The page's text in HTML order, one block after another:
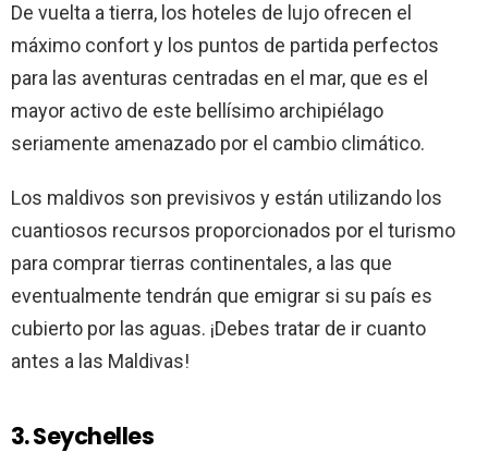
De vuelta a tierra, los hoteles de lujo ofrecen el
máximo confort y los puntos de partida perfectos
para las aventuras centradas en el mar, que es el
mayor activo de este bellísimo archipiélago
seriamente amenazado por el cambio climático.
Los maldivos son previsivos y están utilizando los
cuantiosos recursos proporcionados por el turismo
para comprar tierras continentales, a las que
eventualmente tendrán que emigrar si su país es
cubierto por las aguas. ¡Debes tratar de ir cuanto
antes a las Maldivas!
3. Seychelles